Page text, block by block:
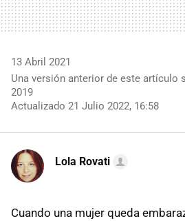
13 Abril 2021
Una versión anterior de este artículo
2019
Actualizado 21 Julio 2022, 16:58
Lola Rovati
Cuando una mujer queda